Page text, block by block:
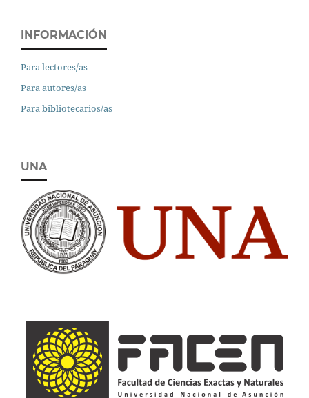
INFORMACIÓN
Para lectores/as
Para autores/as
Para bibliotecarios/as
UNA